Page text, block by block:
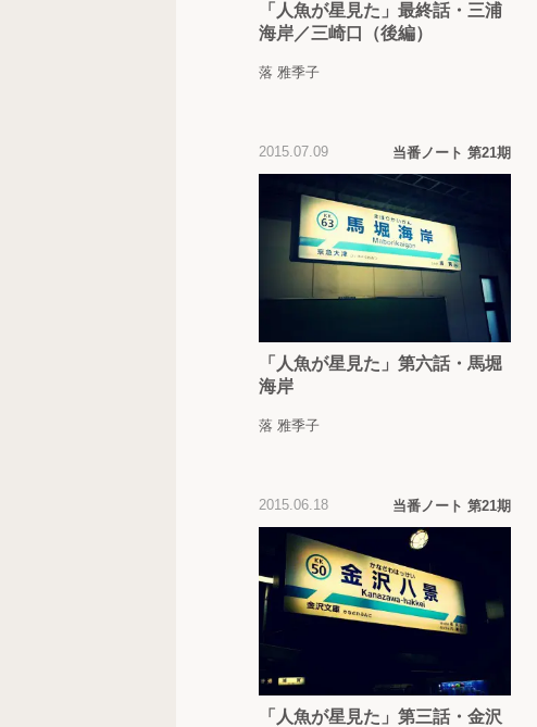
「人魚が星見た」最終話・三浦
海岸／三崎口（後編）
落 雅季子
2015.07.09 当番ノート 第21期
「人魚が星見た」第六話・馬堀
海岸
落 雅季子
2015.06.18 当番ノート 第21期
「人魚が星見た」第三話・金沢